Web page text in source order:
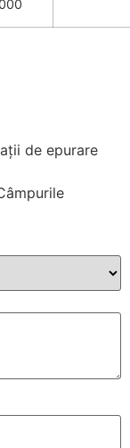
de epurare